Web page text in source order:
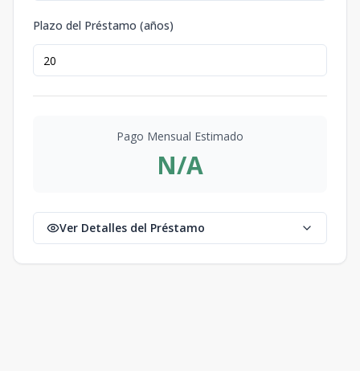
Plazo del Préstamo (años)
Pago Mensual Estimado
N/A
Ver Detalles del Préstamo